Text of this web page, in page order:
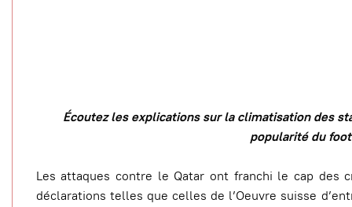
Écoutez les explications sur la climatisation des
popularité du
Les attaques contre le Qatar ont franchi le cap des
déclarations telles que celles de l’Oeuvre suisse